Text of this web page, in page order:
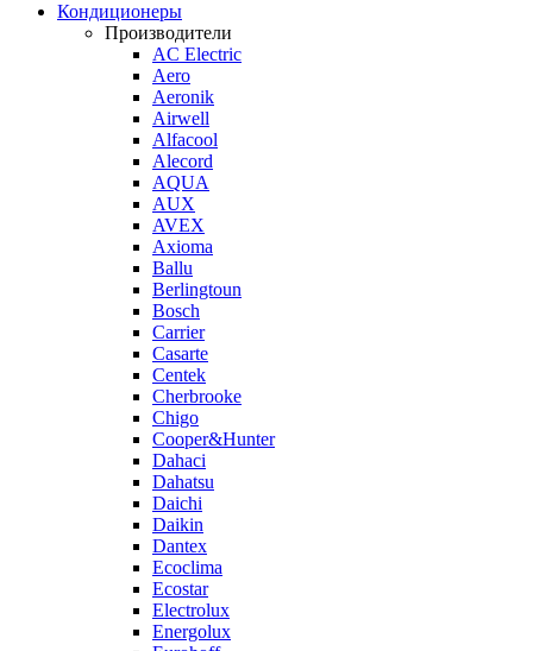
Кондиционеры
Производители
AC Electric
Aero
Aeronik
Airwell
Alfacool
Alecord
AQUA
AUX
AVEX
Axioma
Ballu
Berlingtoun
Bosch
Carrier
Casarte
Centek
Cherbrooke
Chigo
Cooper&Hunter
Dahaci
Dahatsu
Daichi
Daikin
Dantex
Ecoclima
Ecostar
Electrolux
Energolux